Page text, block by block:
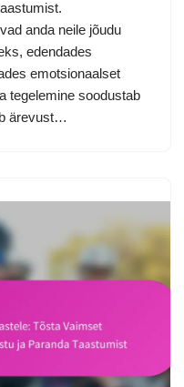
anda neile jõudu
edendades
emotsionaalset
tegelemine soodustab
ärevust…